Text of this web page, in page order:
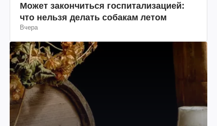
Может закончиться госпитализацией:
что нельзя делать собакам летом
Вчера